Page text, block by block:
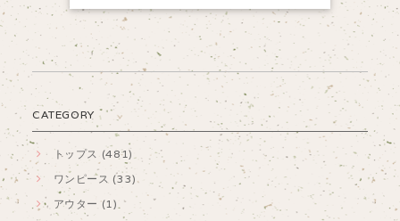
CATEGORY
トップス (481)
ワンピース (33)
アウター (1)